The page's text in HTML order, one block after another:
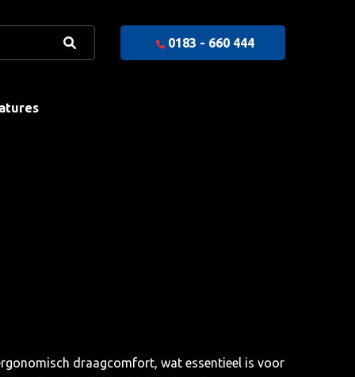
0183 - 660 444
draagcomfort, wat essentieel is voor